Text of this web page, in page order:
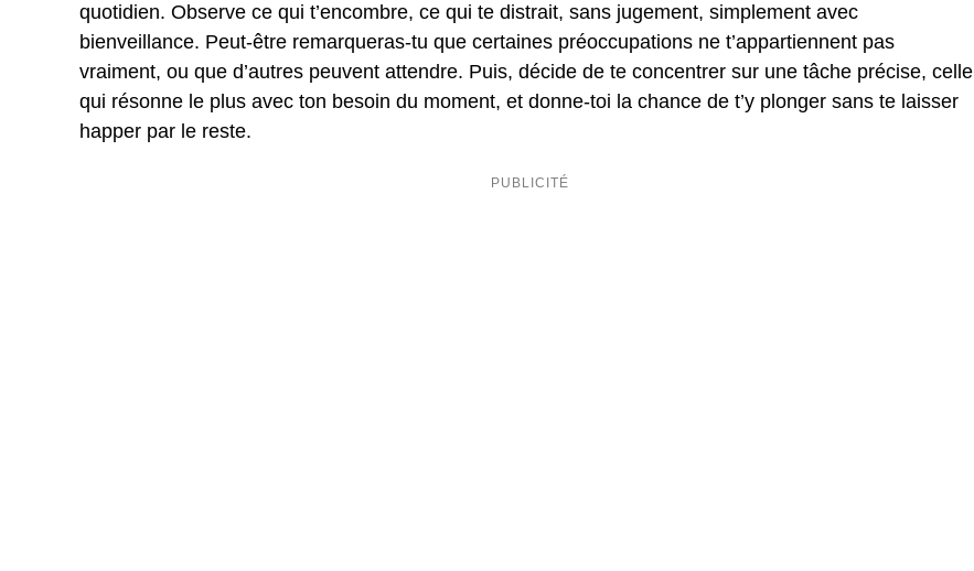
quotidien. Observe ce qui t’encombre, ce qui te distrait, sans jugement, simplement avec
bienveillance. Peut-être remarqueras-tu que certaines préoccupations ne t’appartiennent pas
vraiment, ou que d’autres peuvent attendre. Puis, décide de te concentrer sur une tâche précise, celle
qui résonne le plus avec ton besoin du moment, et donne-toi la chance de t’y plonger sans te laisser
happer par le reste.